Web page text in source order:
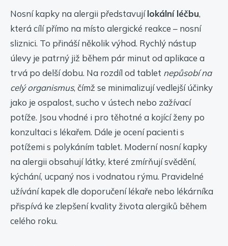
Nosní kapky na alergii představujílokální léčbu,
která cílí přímo na místo alergické reakce – nosní
sliznici. To přináší několik výhod. Rychlý nástup
úlevy je patrný již během pár minut od aplikace a
trvá po delší dobu. Na rozdíl od tablet nepůsobí na
celý organismus, čímž se minimalizují vedlejší účinky
jako je ospalost, sucho v ústech nebo zažívací
potíže. Jsou vhodné i pro těhotné a kojící ženy po
konzultaci s lékařem. Dále je ocení pacienti s
potížemi s polykáním tablet. Moderní nosní kapky
na alergii obsahují látky, které zmírňují svědění,
kýchání, ucpaný nos i vodnatou rýmu. Pravidelné
užívání kapek dle doporučení lékaře nebo lékárníka
přispívá ke zlepšení kvality života alergiků během
celého roku.